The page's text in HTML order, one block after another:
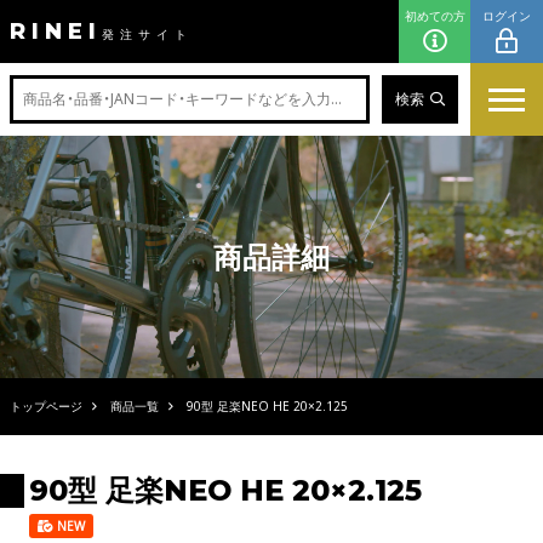
RINEI 発注サイト
初めての方 ログイン
検索
商品詳細
トップページ 商品一覧 90型 足楽NEO HE 20×2.125
90型 足楽NEO HE 20×2.125
NEW